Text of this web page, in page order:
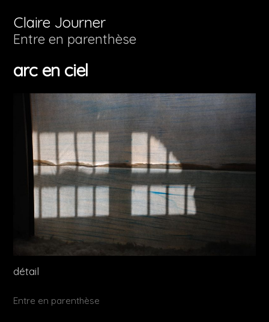
au
Claire Journer
Entre en parenthèse
arc en ciel
détail
Publié
Entre en parenthèse